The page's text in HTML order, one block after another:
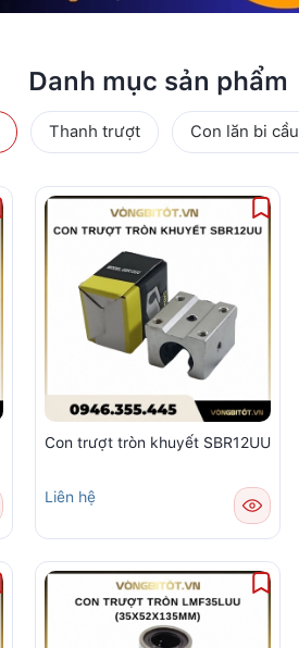
Danh mục sản phẩm
Thanh trượt Con lăn bi cầu
Con trượt tròn khuyết SBR12UU
Liên hệ